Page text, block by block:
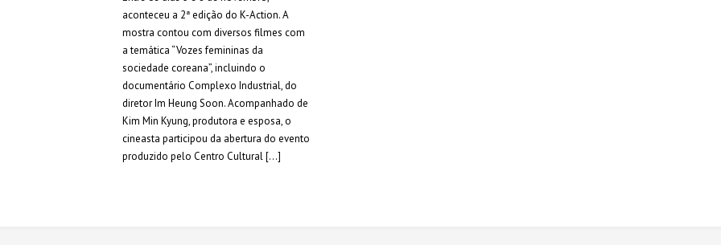
aconteceu a 2ª edição do K-Action. A
mostra contou com diversos filmes com
a temática “Vozes femininas da
sociedade coreana”, incluindo o
documentário Complexo Industrial, do
diretor Im Heung Soon. Acompanhado de
Kim Min Kyung, produtora e esposa, o
cineasta participou da abertura do evento
produzido pelo Centro Cultural […]